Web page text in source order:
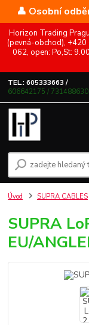
👤 Osobní
Horizon Trading
(pevná-obchod),
062, open: Po,St:
TEL.: 605333663 /
606642175 /
Úvod SUPRA CABLES
SUPRA
EU/